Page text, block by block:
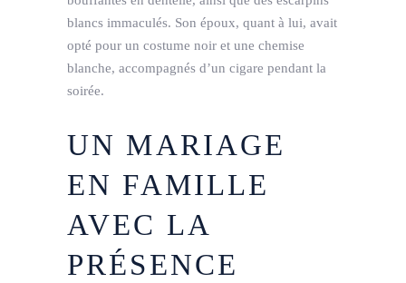
blancs immaculés. Son époux, quant à lui, avait
opté pour un costume noir et une chemise
blanche, accompagnés d’un cigare pendant la
soirée.
UN MARIAGE
EN FAMILLE
AVEC LA
PRÉSENCE